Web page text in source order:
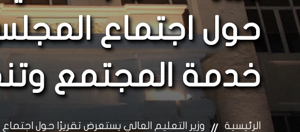
حول اجتماع
خدمة المجتمع
الرئيسية وزير التعليم العالي يستعرض تقريرًا حول